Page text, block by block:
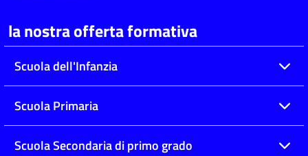
la nostra offerta formativa
Scuola dell'Infanzia
Scuola Primaria
Scuola Secondaria di primo grado